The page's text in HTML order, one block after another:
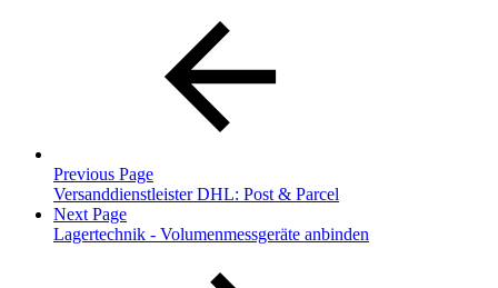
Previous Page
Versanddienstleister DHL: Post & Parcel
Next Page
Lagertechnik - Volumenmessgeräte anbinden